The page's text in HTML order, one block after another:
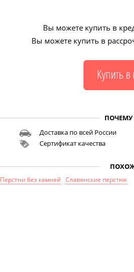
Вы можете купить в
Вы можете купить в
ПОЧЕМУ
Доставка по всей России
Сертификат качества
Перстни без камней Славянские перстни